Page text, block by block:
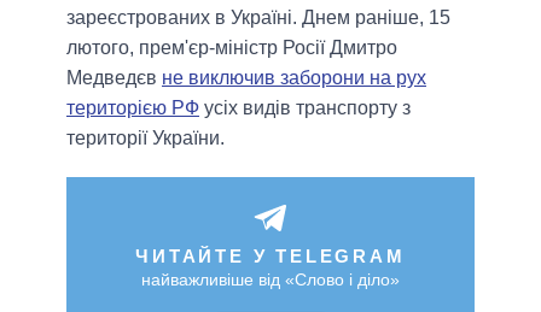
зареєстрованих в Україні. Днем раніше, 15
лютого, прем'єр-міністр Росії Дмитро
Медведєв не виключив заборони на рух
територією РФ усіх видів транспорту з
території України.
ЧИТАЙТЕ У TELEGRAM
найважливіше від «Слово і діло»